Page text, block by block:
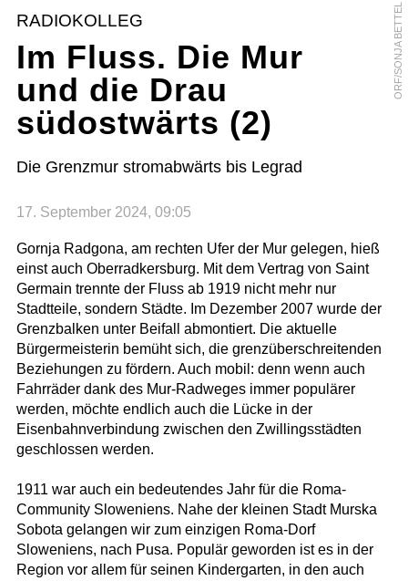
ORF/SONJA BETTEL
RADIOKOLLEG
Im Fluss. Die Mur
und die Drau
südostwärts (2)
Die Grenzmur stromabwärts bis Legrad
17. September 2024, 09:05
Gornja Radgona, am rechten Ufer der Mur gelegen, hieß
einst auch Oberradkersburg. Mit dem Vertrag von Saint
Germain trennte der Fluss ab 1919 nicht mehr nur
Stadtteile, sondern Städte. Im Dezember 2007 wurde der
Grenzbalken unter Beifall abmontiert. Die aktuelle
Bürgermeisterin bemüht sich, die grenzüberschreitenden
Beziehungen zu fördern. Auch mobil: denn wenn auch
Fahrräder dank des Mur-Radweges immer populärer
werden, möchte endlich auch die Lücke in der
Eisenbahnverbindung zwischen den Zwillingsstädten
geschlossen werden.
1911 war auch ein bedeutendes Jahr für die Roma-
Community Sloweniens. Nahe der kleinen Stadt Murska
Sobota gelangen wir zum einzigen Roma-Dorf
Sloweniens, nach Pusa. Populär geworden ist es in der
Region vor allem für seinen Kindergarten, in den auch